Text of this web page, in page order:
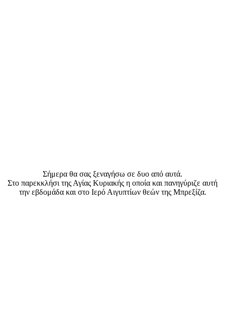
Σήμερα θα σας ξεναγήσω σε δυο από αυτά.
Στο παρεκκλήσι της Αγίας Κυριακής η οποία και πανηγύριζε αυτή
την εβδομάδα και στο Ιερό Αιγυπτίων θεών της Μπρεξίζα.